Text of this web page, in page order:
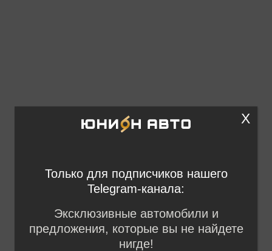
Только для подписчиков нашего
Telegram-канала:
Эксклюзивные автомобили и
предложения, которые вы не найдете
нигде!
X